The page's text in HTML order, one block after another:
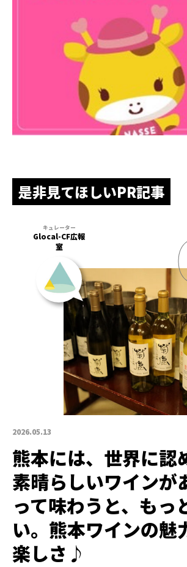
是非見てほしいPR記事
2026.05.13
Glocal-CF広報
室
熊本には、世界に認
素晴らしいワインが
って味わうと、もっ
い。熊本ワインの魅
楽しさ♪